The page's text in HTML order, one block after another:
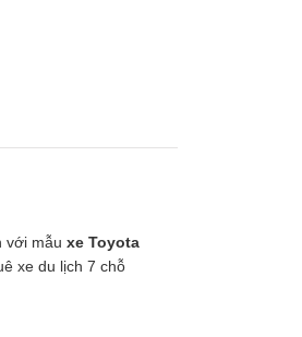
với mẫu xe Toyota
xe du lịch 7 chỗ